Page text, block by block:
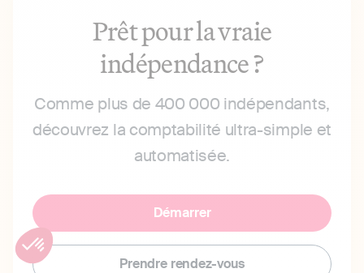
Prêt pour la vraie
indépendance ?
Comme plus de 400 000 indépendants,
découvrez la comptabilité ultra-simple et
automatisée.
Démarrer
Prendre rendez-vous